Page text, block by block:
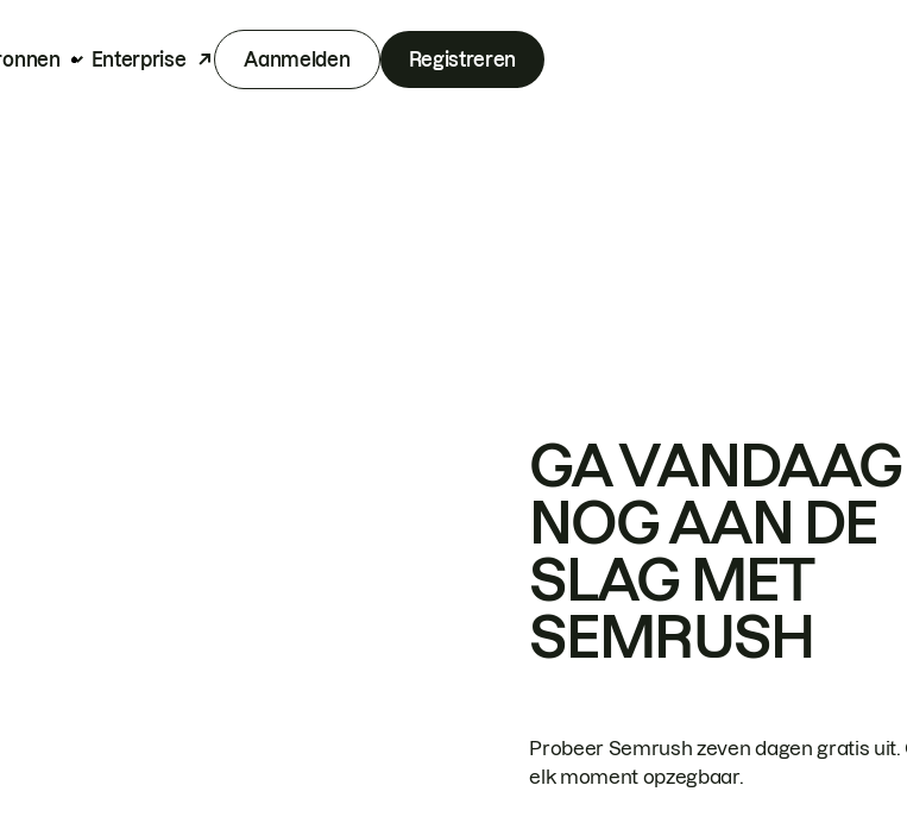
Enterprise Aanmelden Registreren
GA VANDAAG
NOG AAN DE
SLAG MET
SEMRUSH
Probeer Semrush zeven dagen gratis uit.
elk moment opzegbaar.